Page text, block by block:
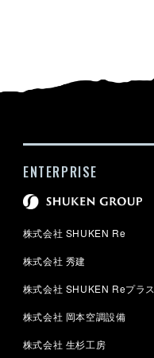
ENTERPRISE
株式会社 SHUKEN Re
株式会社 秀建
株式会社 SHUKEN Reプラス
株式会社 岡本空調設備
株式会社 生杉工房